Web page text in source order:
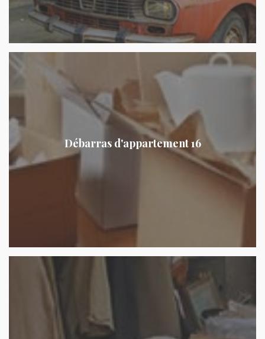
Débarras d'appartement 16